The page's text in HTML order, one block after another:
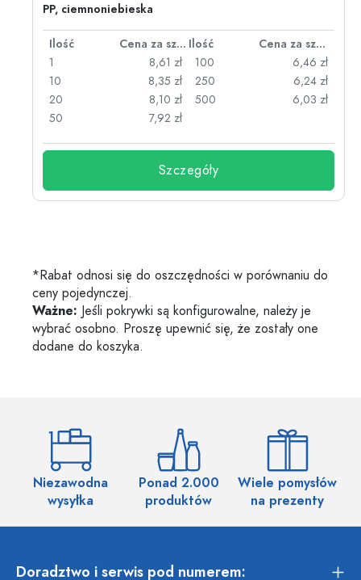
PP, ciemnoniebieska
Ilość Cena za sztukę Ilość
Cena za sztukę
1
8,61 zł
10
8,35 zł
20
8,10 zł
50
7,92 zł
100
6,46 zł
250
6,24 zł
500
6,03 zł
Szczegóły
*Rabat odnosi się do oszczędności w porównaniu do
ceny pojedynczej.
Ważne: Jeśli pokrywki są konfigurowalne, należy je
wybrać osobno. Proszę upewnić się, że zostały one
dodane do koszyka.
Niezawodna
wysyłka
Ponad 2.000
produktów
Wiele pomysłów
na prezenty
Doradztwo i serwis pod numerem: